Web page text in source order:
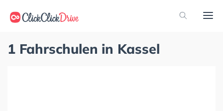
1 Fahrschulen in Kassel